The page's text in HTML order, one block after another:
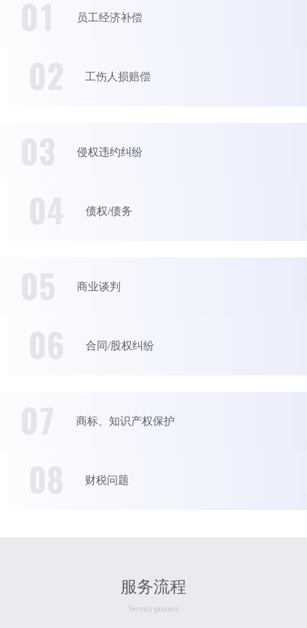
员工经济补偿
工伤人损赔偿
侵权违约纠纷
债权/债务
商业谈判
合同/股权纠纷
商标、知识产权保护
财税问题
服务流程
Service process